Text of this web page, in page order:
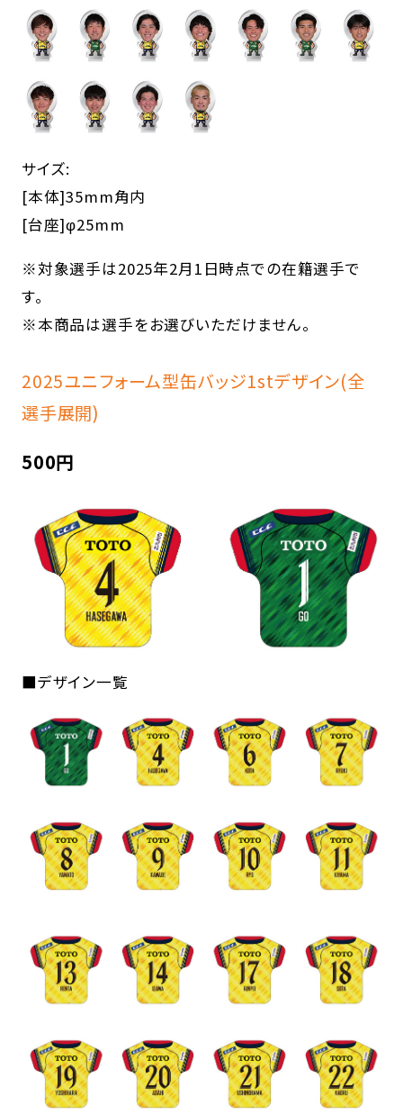
サイズ:
[本体]35mm角内
[台座]φ25mm
※対象選手は2025年2月1日時点での在籍選手で
す。
※本商品は選手をお選びいただけません。
2025ユニフォーム型缶バッジ1stデザイン(全
選手展開)
500円
■デザイン一覧